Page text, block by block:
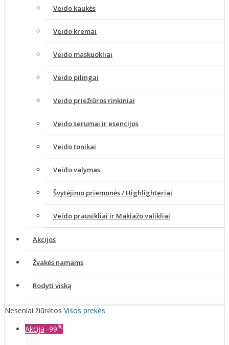
Veido kaukės
Veido kremai
Veido maskuokliai
Veido pilingai
Veido priežiūros rinkiniai
Veido serumai ir esencijos
Veido tonikai
Veido valymas
Švytėjimo priemonės / Highlighteriai
Veido prausikliai ir Makiažo valikliai
Akcijos
Žvakės namams
Rodyti viską
Neseniai žiūrėtos Visos prekės
Akcija -99%